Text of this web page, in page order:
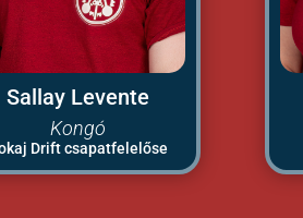
Sallay Levente
Kongó
Drift csapatfelelőse